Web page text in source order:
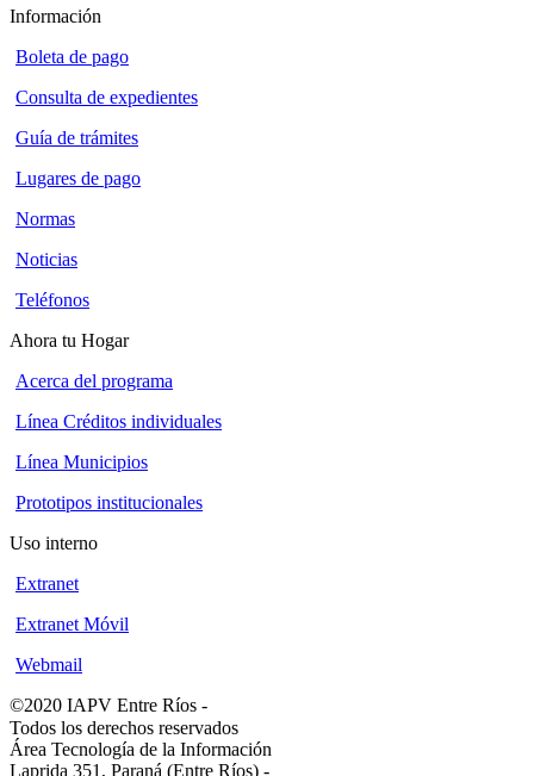
Información
Boleta de pago
Consulta de expedientes
Guía de trámites
Lugares de pago
Normas
Noticias
Teléfonos
Ahora tu Hogar
Acerca del programa
Línea Créditos individuales
Línea Municipios
Prototipos institucionales
Uso interno
Extranet
Extranet Móvil
Webmail
©2020 IAPV Entre Ríos -
Todos los derechos reservados
Área Tecnología de la Información
Laprida 351, Paraná (Entre Ríos) -